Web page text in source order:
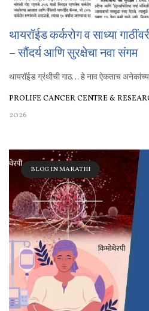
थायरॉईड कर्करोग व साध्या
– सौंदर्य आणि सुरक्षेचा नवा संगम
थायरॉईड ग्रंथीची गाठ… हे नाव ऐकताच
PROLIFE CANCER CENTRE &
2026
BLOG IN MARATHI